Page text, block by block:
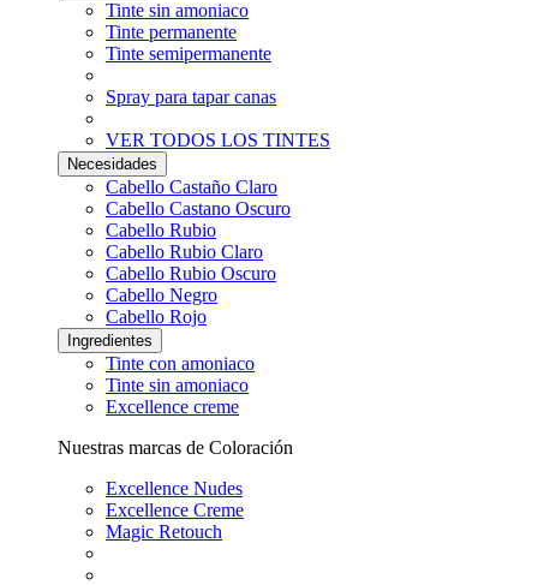
Tinte sin amoniaco
Tinte permanente
Tinte semipermanente
Spray para tapar canas
VER TODOS LOS TINTES
Necesidades
Cabello Castaño Claro
Cabello Castano Oscuro
Cabello Rubio
Cabello Rubio Claro
Cabello Rubio Oscuro
Cabello Negro
Cabello Rojo
Ingredientes
Tinte con amoniaco
Tinte sin amoniaco
Excellence creme
Nuestras marcas de Coloración
Excellence Nudes
Excellence Creme
Magic Retouch